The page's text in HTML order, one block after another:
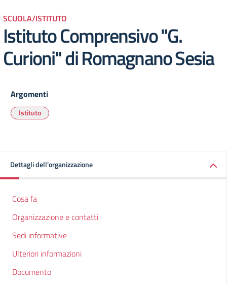
SCUOLA/ISTITUTO
Istituto Comprensivo "G.
Curioni" di Romagnano Sesia
Argomenti
Istituto
Dettagli dell'organizzazione
Cosa fa
Organizzazione e contatti
Sedi informative
Ulteriori informazioni
Documento